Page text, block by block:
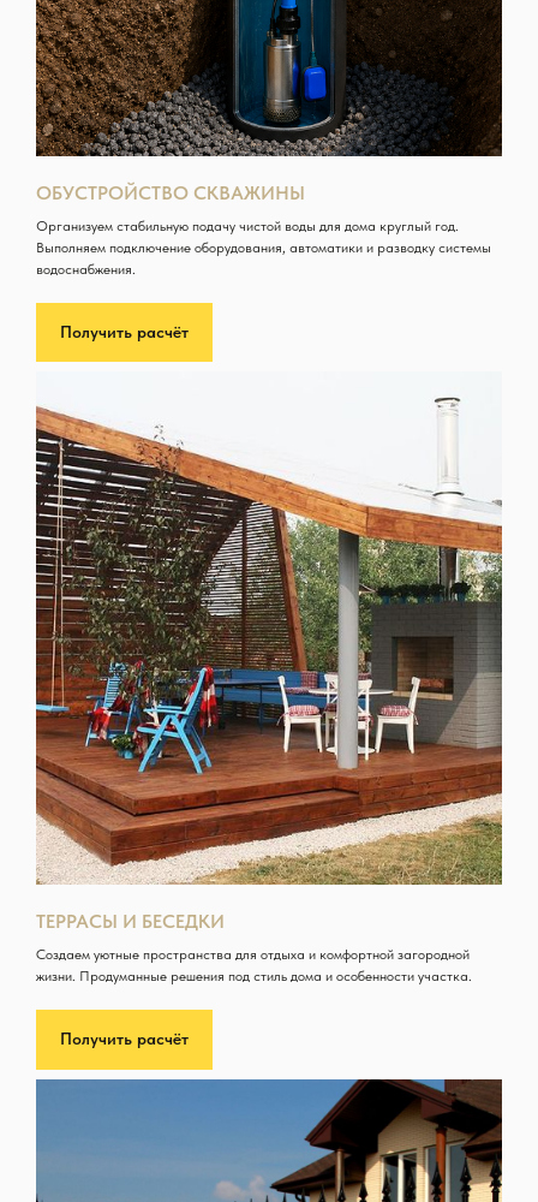
ОБУСТРОЙСТВО СКВАЖИНЫ
Организуем стабильную подачу чистой воды для дома круглый год.
Выполняем подключение оборудования, автоматики и разводку системы
водоснабжения.
Получить расчёт
ТЕРРАСЫ И БЕСЕДКИ
Создаем уютные пространства для отдыха и комфортной загородной
жизни. Продуманные решения под стиль дома и особенности участка.
Получить расчёт